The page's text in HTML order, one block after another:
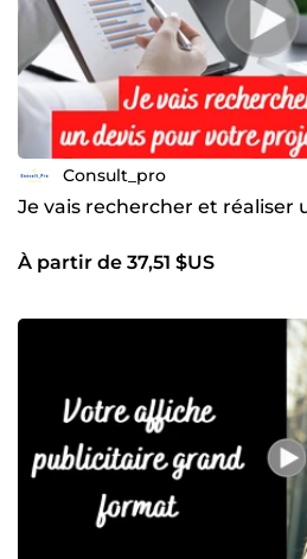
Consult_pro
Je vais rechercher et réaliser
À partir de 37,51 $US